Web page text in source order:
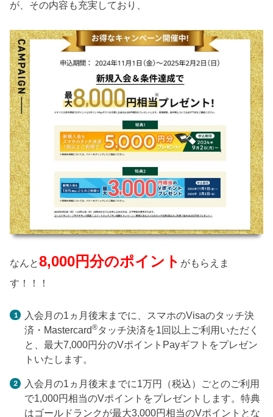
が、その内容も充実しており、
なんと8,000円分のポイント がもらえま
す！！！
入会月の1ヵ月後末までに、スマホのVisaのタッチ決
済・Mastercard®タッチ決済を1回以上ご利用いただく
と、最大7,000円分のVポイントPayギフトをプレゼン
トいたします。
入会月の1ヵ月後末までに1万円（税込）ごとのご利用
で1,000円相当のVポイントをプレゼントします。特典
はゴールドランクが最大3,000円相当のVポイントとな